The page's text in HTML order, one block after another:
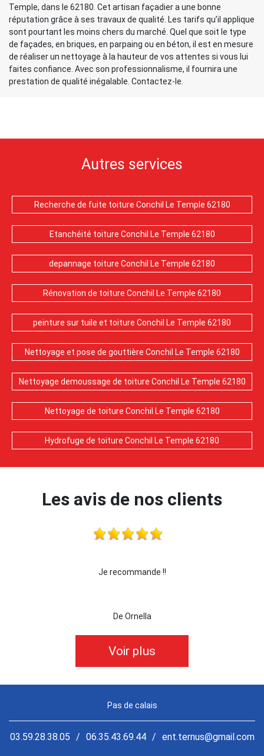
Temple, dans le 62180. Cet artisan façadier a une bonne
réputation grâce à ses travaux de qualité. Les tarifs qu’il applique
sont pourtant les moins chers du marché. Quel que soit le type
de façades, en briques, en parpaing ou en béton, il est en mesure
de réaliser un nettoyage à la hauteur de vos attentes si vous lui
faites confiance. Avec son professionnalisme, il fournira une
prestation de qualité inégalable. Contactez-le.
Autres services
Recherche de fuite toiture Conchil Le Temple 62180
Etanchéité toiture Conchil Le Temple 62180
depannage toiture Conchil Le Temple 62180
Rénovation de toiture Conchil Le Temple 62180
peinture sur tuile et toiture Conchil Le Temple 62180
Nettoyage et pose de gouttière Conchil Le Temple 62180
Nettoyage demoussage de toiture Conchil Le Temple 62180
Nettoyage de toiture Conchil Le Temple 62180
Hydrofuge de toiture Conchil Le Temple 62180
Les avis de nos clients
Je recommande !!
De Ornella
Voir plus
Pas de calais
03.59.28.38.05 / 06.35.43.69.44 / ent.ternus@gmail.com